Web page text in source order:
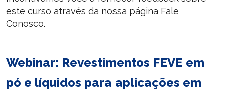
este curso através da nossa página Fale
Conosco.
Webinar: Revestimentos FEVE em
pó e líquidos para aplicações em